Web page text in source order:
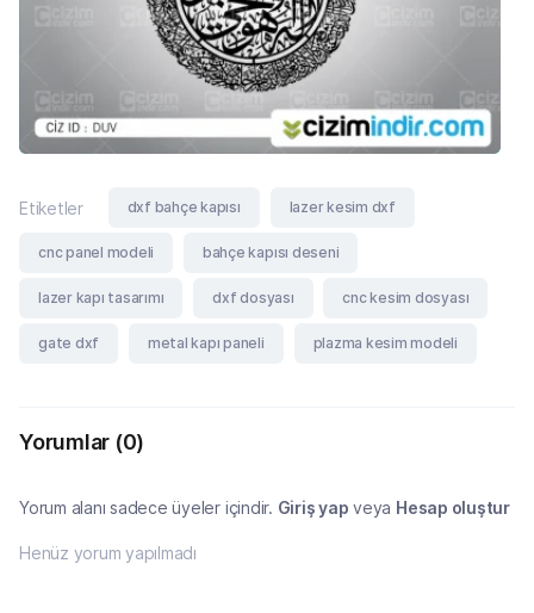
Etiketler dxf bahçe kapısı lazer kesim dxf
cnc panel modeli bahçe kapısı deseni
lazer kapı tasarımı dxf dosyası cnc kesim dosyası
gate dxf metal kapı paneli plazma kesim modeli
Yorumlar (0)
Yorum alanı sadece üyeler içindir. Giriş yap veya Hesap oluştur
Henüz yorum yapılmadı